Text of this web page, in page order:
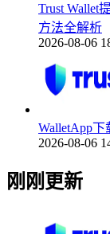
Trust Wallet
方法全解析
2026-08-06
WalletApp
2026-08-06
刚刚更新